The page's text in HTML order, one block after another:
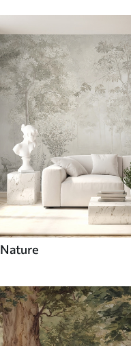
Nature